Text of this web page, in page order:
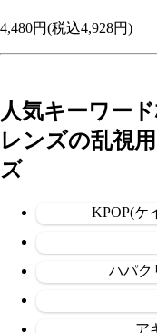
4,480円(税込4,928円)
人気キーワード
レンズの乱視
ズ
KPOP(ケ
ハパク
ア